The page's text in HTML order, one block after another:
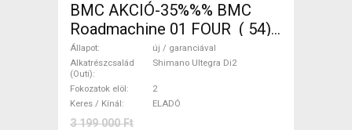
BMC AKCIÓ-35%%% BMC
Roadmachine 01 FOUR ( 54)
Országúti, Triatlon Shimano
Ultegra Di2 tárcsafék új /
garanciával ELADÓ
Állapot
új / garanciával
Alkatrészcsalád
(Outi)
Shimano Ultegra Di2
Fokozatok elöl
2
Keres / Kínál
ELADÓ
3 199 000 Ft